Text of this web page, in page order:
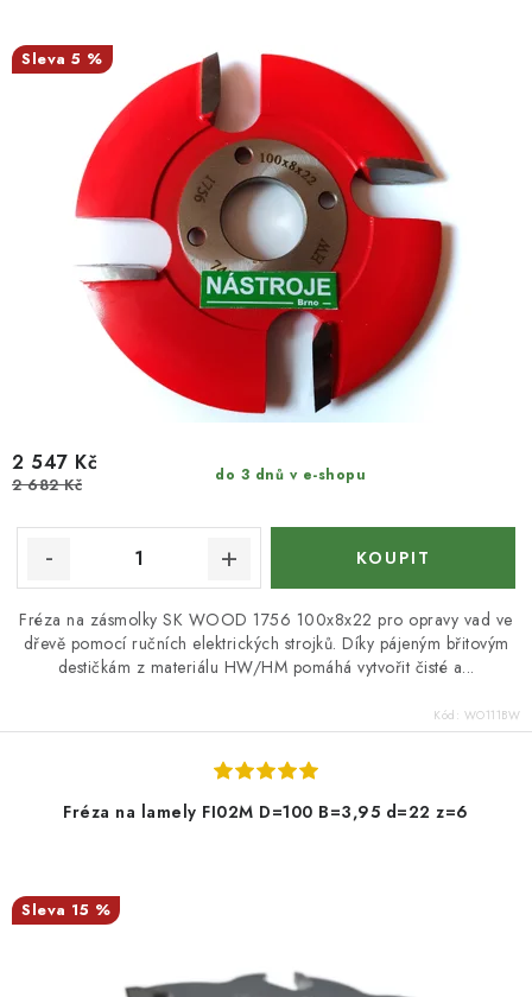
u
k
d
u
5 %
do 3 dnů v e-shopu
2 547 Kč
2 682 Kč
Fréza na zásmolky SK WOOD 1756 100x8x22 pro opravy vad ve
dřevě pomocí ručních elektrických strojků. Díky pájeným břitovým
destičkám z materiálu HW/HM pomáhá vytvořit čisté a...
Kód: WO111BW
Fréza na lamely FI02M D=100 B=3,95 d=22 z=6
15 %